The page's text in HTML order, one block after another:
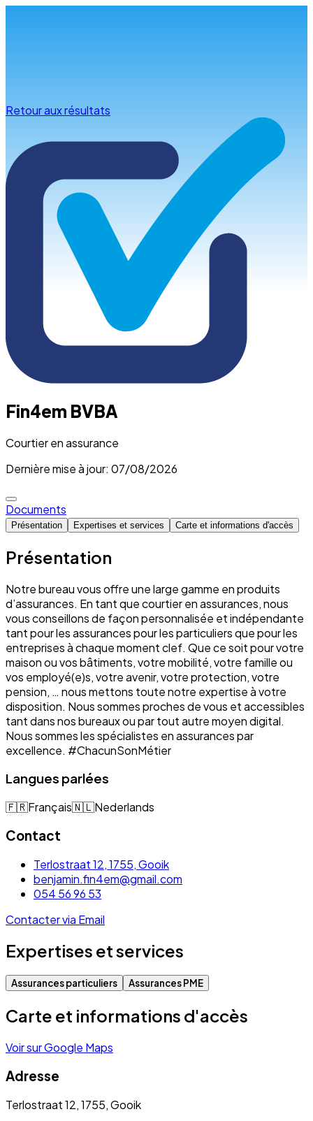
Retour aux résultats
Fin4em BVBA
Courtier en assurance
Dernière mise à jour: 07/08/2026
Documents
Présentation Expertises et services Carte et informations d'accès
Présentation
Notre bureau vous offre une large gamme en produits
d’assurances. En tant que courtier en assurances, nous
vous conseillons de façon personnalisée et indépendante
tant pour les assurances pour les particuliers que pour les
entreprises à chaque moment clef. Que ce soit pour votre
maison ou vos bâtiments, votre mobilité, votre famille ou
vos employé(e)s, votre avenir, votre protection, votre
pension, … nous mettons toute notre expertise à votre
disposition. Nous sommes proches de vous et accessibles
tant dans nos bureaux ou par tout autre moyen digital.
Nous sommes les spécialistes en assurances par
excellence. #ChacunSonMétier
Langues parlées
🇫🇷Français🇳🇱Nederlands
Contact
Terlostraat 12, 1755, Gooik
benjamin.fin4em@gmail.com
054 56 96 53
Contacter via Email
Expertises et services
Assurances particuliers Assurances PME
Carte et informations d'accès
Voir sur Google Maps
Adresse
Terlostraat 12, 1755, Gooik